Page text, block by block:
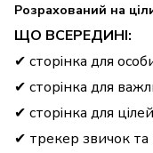
Розрахований на
ЩО ВСЕРЕДИНІ:
✔ сторінка для
✔ сторінка для
✔ сторінка для
✔ трекер звичок та